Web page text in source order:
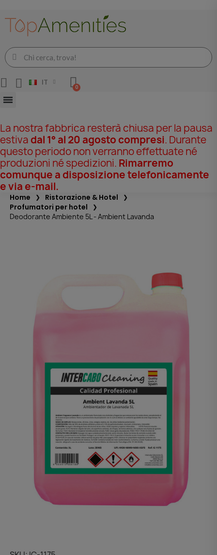
IT
La nostra fabbrica resterà chiusa per la pausa
estiva dal 1° al 20 agosto compresi. Durante
questo periodo non verranno effettuate né
produzioni né spedizioni. Rimarremo
comunque a disposizione telefonicamente
e via e-mail.
Home
Ristorazione & Hotel
Profumatori per hotel
Deodorante Ambiente 5L - Ambient Lavanda